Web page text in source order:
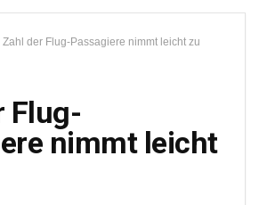
Zahl der Flug-Passagiere nimmt leicht zu
Flug-
nimmt leicht